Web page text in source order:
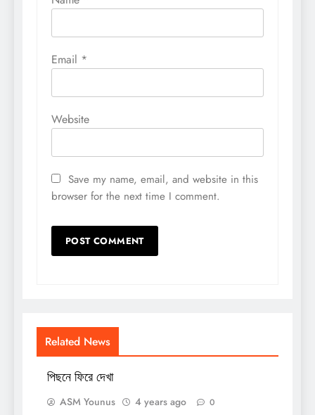
Email *
Website
Save my name, email, and website in this
browser for the next time I comment.
Related News
পিছনে ফিরে দেখা
ASM Younus 4 years ago 0